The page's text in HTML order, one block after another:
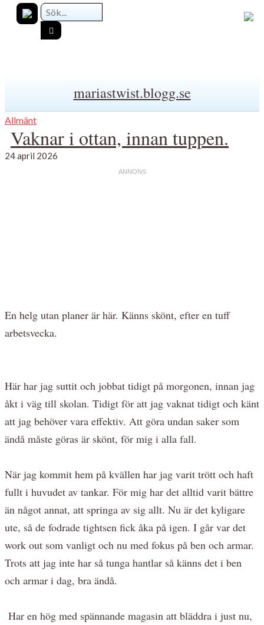
mariastwist.blogg.se
Allmänt
Vaknar i ottan, innan tuppen.
24 april 2026
En helg utan planer är här. Känns skönt, efter en tuff
arbetsvecka.
Här har jag suttit och jobbat tidigt på morgonen, innan jag
åkt i väg till skolan. Tidigt för att jag vaknat tidigt och känt
att jag behöver vara effektiv. Att göra undan saker som
ändå måste göras är skönt, för mig i alla fall.
När jag kommit hem på kvällen har jag varit trött och haft
fullt i huvudet av tankar. För mig har det alltid varit bättre
än något annat, att springa av sig allt. Nu är det kyligare
ute, så de fodrade tightsen fick åka på igen. I går var det
work out som vanligt och nu med fokus på ben och armar.
Trots att jag inte har så tunga hantlar så känns det i ben
och armar i dag, bra ändå.
Har en hög med spännande magasin att bläddra i just nu,